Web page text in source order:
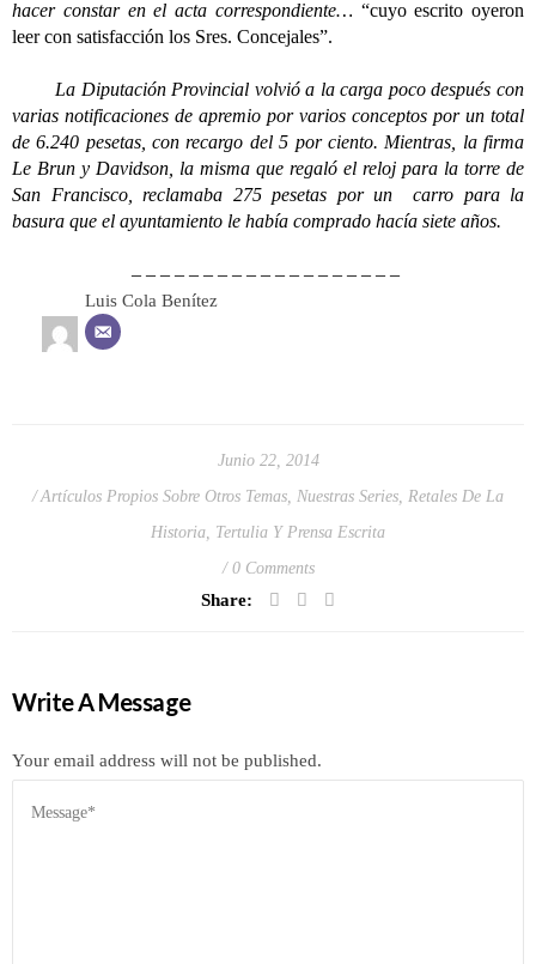
hacer constar en el acta correspondiente… “cuyo escrito oyeron
leer con satisfacción los Sres. Concejales”.
La Diputación Provincial volvió a la carga poco después con
varias notificaciones de apremio por varios conceptos por un total
de 6.240 pesetas, con recargo del 5 por ciento. Mientras, la firma
Le Brun y Davidson, la misma que regaló el reloj para la torre de
San Francisco, reclamaba 275 pesetas por un carro para la
basura que el ayuntamiento le había comprado hacía siete años.
– – – – – – – – – – – – – – – – – – –
Luis Cola Benítez
Junio 22, 2014
Artículos Propios Sobre Otros Temas Nuestras Series Retales De La
Historia Tertulia Y Prensa Escrita
0 Comments
Share:
Write A Message
Your email address will not be published.